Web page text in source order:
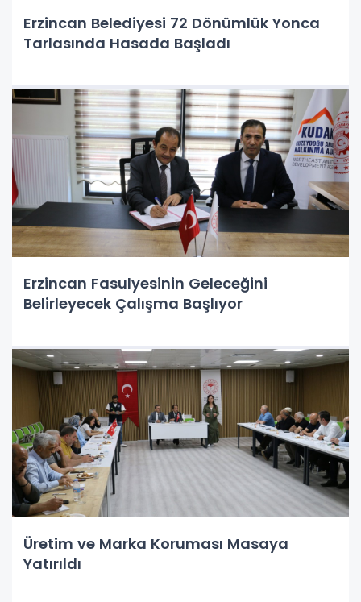
Erzincan Belediyesi 72 Dönümlük Yonca
Tarlasında Hasada Başladı
Erzincan Fasulyesinin Geleceğini
Belirleyecek Çalışma Başlıyor
Üretim ve Marka Koruması Masaya
Yatırıldı